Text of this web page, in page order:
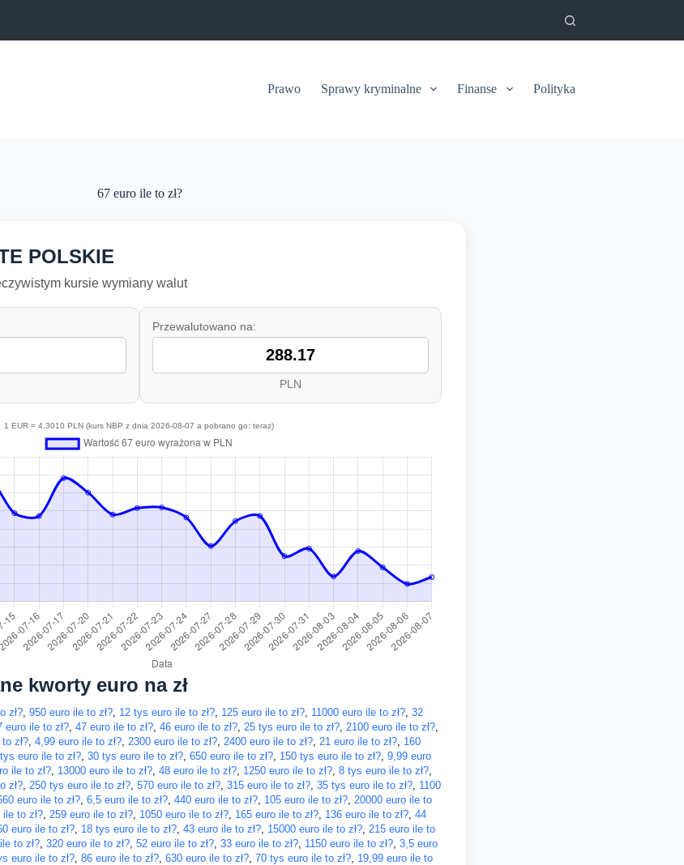
Prawo Sprawy kryminalne Finanse Polityka
67 euro ile to zł?
POLSKIE
kursie wymiany walut
Przewalutowano na:
PLN
1 EUR = 4.3010 PLN (kurs NBP z dnia 2026-08-07 a pobrano go: teraz)
kworty euro na zł
zł?, 950 euro ile to zł?, 12 tys euro ile to zł?, 125 euro ile to zł?, 11000 euro ile to zł?, 32
euro ile to zł?, 47 euro ile to zł?, 46 euro ile to zł?, 25 tys euro ile to zł?, 2100 euro ile to zł?,
zł?, 4,99 euro ile to zł?, 2300 euro ile to zł?, 2400 euro ile to zł?, 21 euro ile to zł?, 160
euro ile to zł?, 30 tys euro ile to zł?, 650 euro ile to zł?, 150 tys euro ile to zł?, 9,99 euro
ile to zł?, 13000 euro ile to zł?, 48 euro ile to zł?, 1250 euro ile to zł?, 8 tys euro ile to zł?,
zł?, 250 tys euro ile to zł?, 570 euro ile to zł?, 315 euro ile to zł?, 35 tys euro ile to zł?, 1100
euro ile to zł?, 6,5 euro ile to zł?, 440 euro ile to zł?, 105 euro ile to zł?, 20000 euro ile to
to zł?, 259 euro ile to zł?, 1050 euro ile to zł?, 165 euro ile to zł?, 136 euro ile to zł?, 44
euro ile to zł?, 18 tys euro ile to zł?, 43 euro ile to zł?, 15000 euro ile to zł?, 215 euro ile to
to zł?, 320 euro ile to zł?, 52 euro ile to zł?, 33 euro ile to zł?, 1150 euro ile to zł?, 3,5 euro
euro ile to zł?, 86 euro ile to zł?, 630 euro ile to zł?, 70 tys euro ile to zł?, 19,99 euro ile to